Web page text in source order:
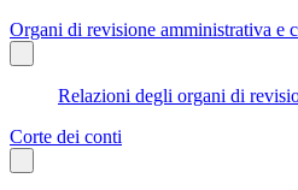
Organi di revisione amministrativa e
Relazioni degli organi di
Corte dei conti